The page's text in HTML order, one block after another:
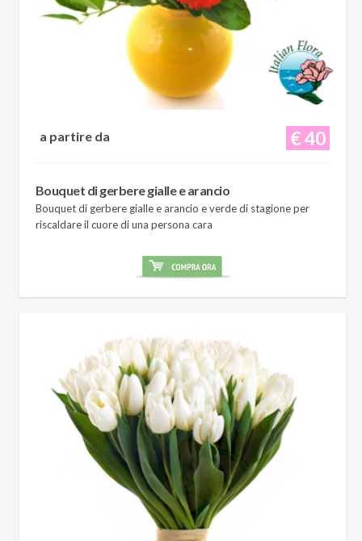
€ 40
a partire da
Bouquet di gerbere gialle e arancio
Bouquet di gerbere gialle e arancio e verde di stagione per
riscaldare il cuore di una persona cara